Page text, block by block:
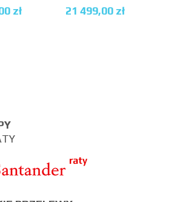
zł
CASHBACK
21 499,00 zł